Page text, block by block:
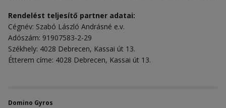
Rendelést teljesítő partner adatai:
Cégnév: Szabó László Andrásné e.v.
Adószám: 91907583-2-29
Székhely: 4028 Debrecen, Kassai út 13.
Étterem címe: 4028 Debrecen, Kassai út 13.
Domino Gyros